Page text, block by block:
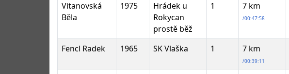
Vitanovská
Běla
1975
Hrádek u
Rokycan
prostě běž
1 7 km
/00:47:58
Fencl Radek 1965 SK Vlaška 1 7 km
/00:39:11